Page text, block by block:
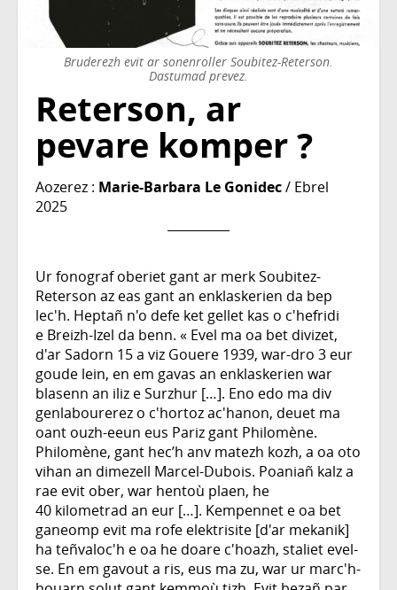
Bruderezh evit ar sonenroller Soubitez-Reterson.
Dastumad prevez.
Reterson, ar
pevare komper ?
Aozerez : Marie-Barbara Le Gonidec/ Ebrel
2025
Ur fonograf oberiet gant ar merk Soubitez-
Reterson az eas gant an enklaskerien da bep
lec'h. Heptañ n'o defe ket gellet kas o c'hefridi
e Breizh-Izel da benn. « Evel ma oa bet divizet,
d'ar Sadorn 15 a viz Gouere 1939, war-dro 3 eur
goude lein, en em gavas an enklaskerien war
blasenn an iliz e Surzhur […]. Eno edo ma div
genlabourerez o c'hortoz ac'hanon, deuet ma
oant ouzh-eeun eus Pariz gant Philomène.
Philomène, gant hec’h anv matezh kozh, a oa oto
vihan an dimezell Marcel-Dubois. Poaniañ kalz a
rae evit ober, war hentoù plaen, he
40 kilometrad an eur […]. Kempennet e oa bet
ganeomp evit ma rofe elektrisite [d'ar mekanik]
ha teñvaloc'h e oa he doare c'hoazh, staliet evel-
se. En em gavout a ris, eus ma zu, war ur marc'h-